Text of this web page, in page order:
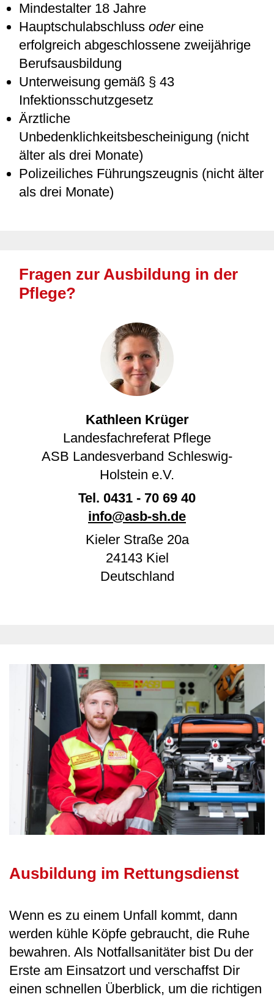
Mindestalter 18 Jahre
Hauptschulabschluss odereine
erfolgreich abgeschlossene zweijährige
Berufsausbildung
Unterweisung gemäß § 43
Infektionsschutzgesetz
Ärztliche
Unbedenklichkeitsbescheinigung (nicht
älter als drei Monate)
Polizeiliches Führungszeugnis (nicht älter
als drei Monate)
Fragen zur Ausbildung in der
Pflege?
Kathleen Krüger
Landesfachreferat Pflege
ASB Landesverband Schleswig-
Holstein e.V.
Tel. 0431 - 70 69 40
info@asb-sh.de
Kieler Straße 20a
24143 Kiel
Deutschland
Ausbildung im Rettungsdienst
Wenn es zu einem Unfall kommt, dann
werden kühle Köpfe gebraucht, die Ruhe
bewahren. Als Notfallsanitäter bist Du der
Erste am Einsatzort und verschaffst Dir
einen schnellen Überblick, um die richtigen